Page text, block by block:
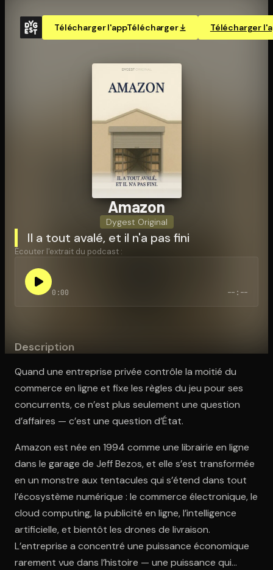
Télécharger l'appTélécharger Télécharger
Amazon
Dygest Original
Il a tout avalé, et il n'a pas fini
Écouter l'extrait du podcast :
0:00 --:--
Description
Quand une entreprise privée contrôle la moitié du
commerce en ligne et fixe les règles du jeu pour ses
concurrents, ce n’est plus seulement une question
d’affaires — c’est une question d’État.
Amazon est née en 1994 comme une librairie en ligne
dans le garage de Jeff Bezos, et elle s’est transformée
en un monstre aux tentacules qui s’étend dans tout
l’écosystème numérique : le commerce électronique, le
cloud computing, la publicité en ligne, l’intelligence
artificielle, et bientôt les drones de livraison.
L’entreprise a concentré une puissance économique
rarement vue dans l’histoire — une puissance qui